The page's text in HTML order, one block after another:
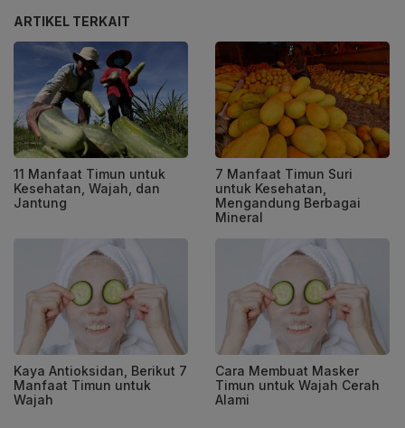
ARTIKEL TERKAIT
11 Manfaat Timun untuk
Kesehatan, Wajah, dan
Jantung
7 Manfaat Timun Suri
untuk Kesehatan,
Mengandung Berbagai
Mineral
Kaya Antioksidan, Berikut 7
Manfaat Timun untuk
Wajah
Cara Membuat Masker
Timun untuk Wajah Cerah
Alami